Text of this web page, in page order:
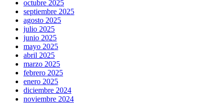
octubre 2025
septiembre 2025
agosto 2025
julio 2025
junio 2025
mayo 2025
abril 2025
marzo 2025
febrero 2025
enero 2025
diciembre 2024
noviembre 2024